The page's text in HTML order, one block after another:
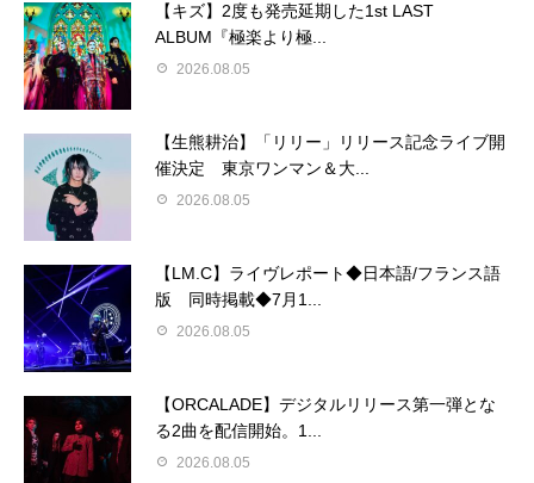
【キズ】2度も発売延期した1st LAST
ALBUM『極楽より極...
2026.08.05
【生熊耕治】「リリー」リリース記念ライブ開
催決定 東京ワンマン＆大...
2026.08.05
【LM.C】ライヴレポート◆日本語/フランス語
版 同時掲載◆7月1...
2026.08.05
【ORCALADE】デジタルリリース第一弾とな
る2曲を配信開始。1...
2026.08.05